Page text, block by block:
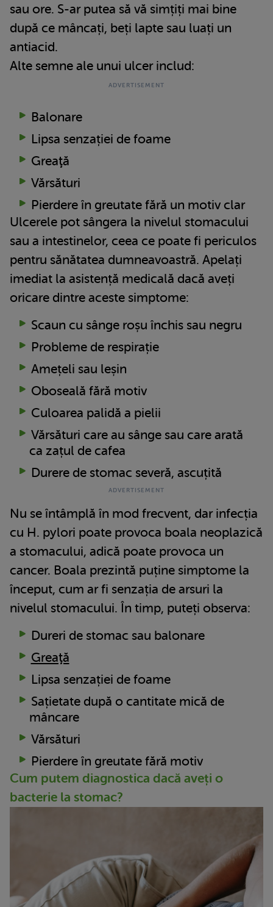
sau ore. S-ar putea să vă simțiți mai bine
după ce mâncați, beți lapte sau luați un
antiacid.
Alte semne ale unui ulcer includ:
Balonare
Lipsa senzației de foame
Greaţă
Vărsături
Pierdere în greutate fără un motiv clar
Ulcerele pot sângera la nivelul stomacului
sau a intestinelor, ceea ce poate fi periculos
pentru sănătatea dumneavoastră. Apelați
imediat la asistență medicală dacă aveți
oricare dintre aceste simptome:
Scaun cu sânge roșu închis sau negru
Probleme de respirație
Amețeli sau leșin
Oboseală fără motiv
Culoarea palidă a pielii
Vărsături care au sânge sau care arată
ca zațul de cafea
Durere de stomac severă, ascuțită
Nu se întâmplă în mod frecvent, dar infecția
cu H. pylori poate provoca boala neoplazică
a stomacului, adică poate provoca un
cancer. Boala prezintă puține simptome la
început, cum ar fi senzația de arsuri la
nivelul stomacului. În timp, puteți observa:
Dureri de stomac sau balonare
Greaţă
Lipsa senzației de foame
Sațietate după o cantitate mică de
mâncare
Vărsături
Pierdere în greutate fără motiv
Cum putem diagnostica dacă aveți o
bacterie la stomac?